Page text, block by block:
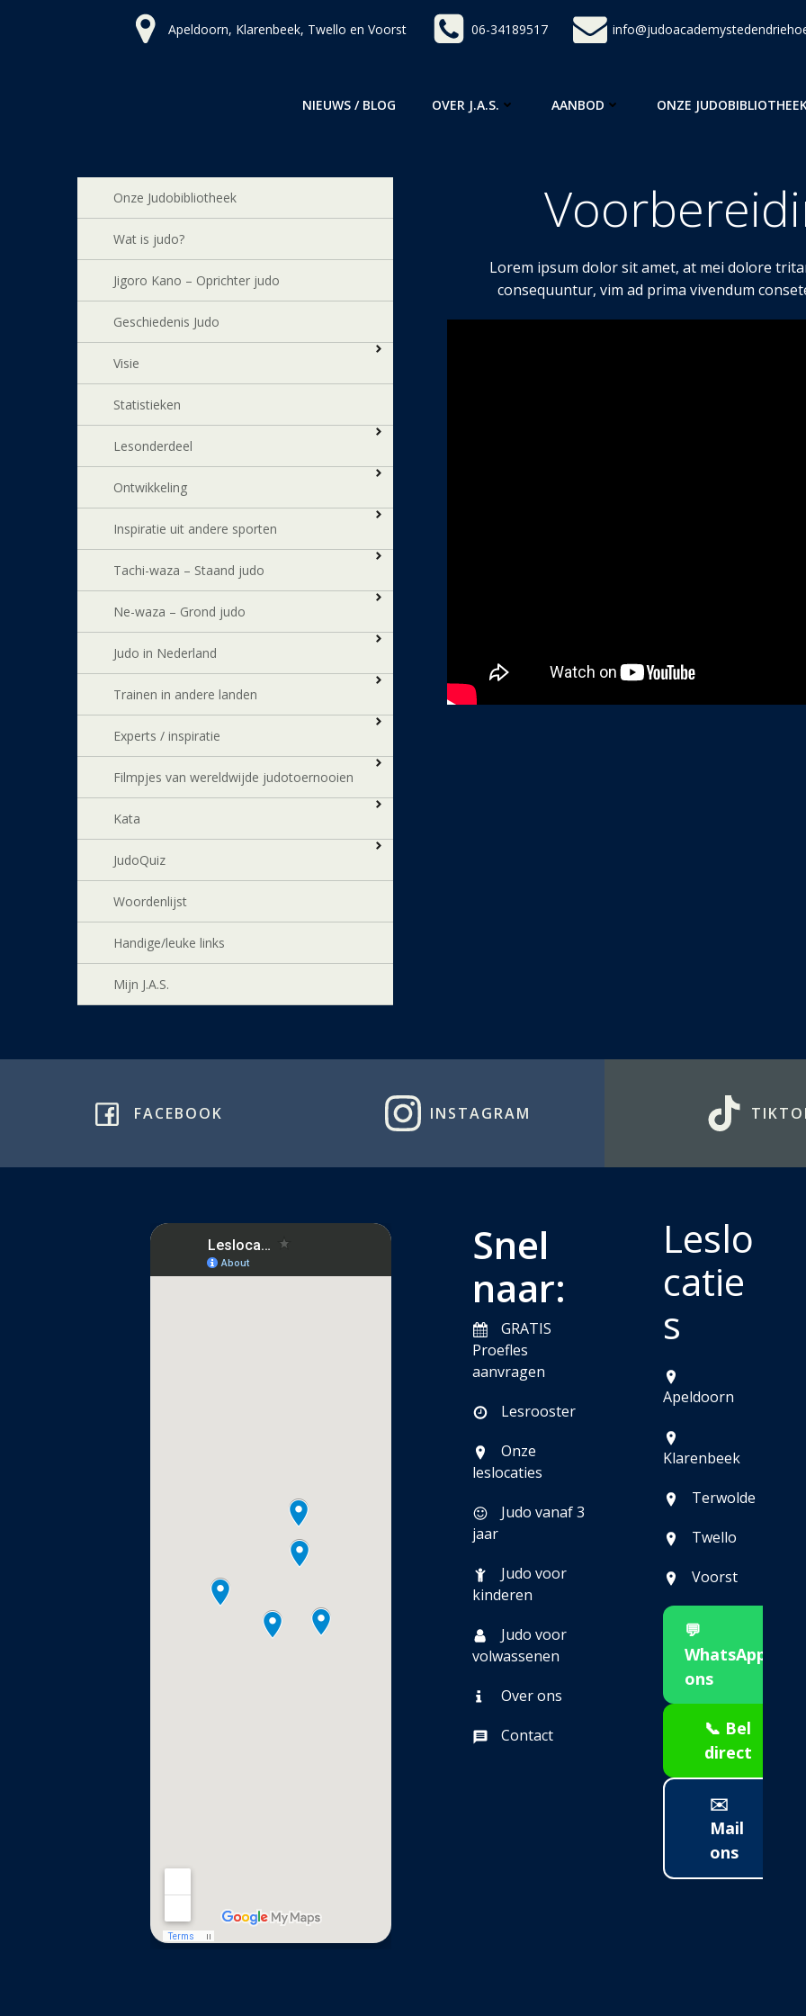
Apeldoorn, Klarenbeek, Twello en Voorst 06-34189517
NIEUWS / BLOG OVER J.A.S. AANBOD ONZE
Onze Judobibliotheek
Wat is judo?
Jigoro Kano – Oprichter judo
Geschiedenis Judo
Visie
Statistieken
Lesonderdeel
Ontwikkeling
Inspiratie uit andere sporten
Tachi-waza – Staand judo
Ne-waza – Grond judo
Judo in Nederland
Trainen in andere landen
Experts / inspiratie
Filmpjes van wereldwijde judotoernooien
Kata
JudoQuiz
Woordenlijst
Handige/leuke links
Mijn J.A.S.
Lorem ipsum dolor sit amet, at mei dolore
consequuntur, vim ad prima vivendum
FACEBOOK INSTAGRAM
Snel
naar:
GRATIS
Proefles
aanvragen
Lesrooster
Onze
leslocaties
Judo vanaf 3
jaar
Judo voor
kinderen
Judo voor
volwassenen
Over ons
Contact
Leslo
catie
s
Apeldoorn
Klarenbeek
Terwolde
Twello
Voorst
💬
WhatsApp
ons
📞 Bel
direct
✉️
Mail
ons